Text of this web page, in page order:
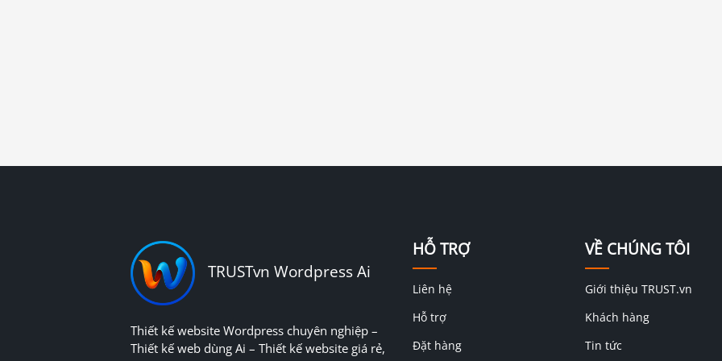
TRUSTvn Wordpress Ai
Thiết kế website Wordpress chuyên nghiệp –
Thiết kế web dùng Ai – Thiết kế website giá rẻ,
HỖ TRỢ
Liên hệ
Hỗ trợ
Đặt hàng
VỀ CHÚNG TÔI
Giới thiệu TRUST.vn
Khách hàng
Tin tức